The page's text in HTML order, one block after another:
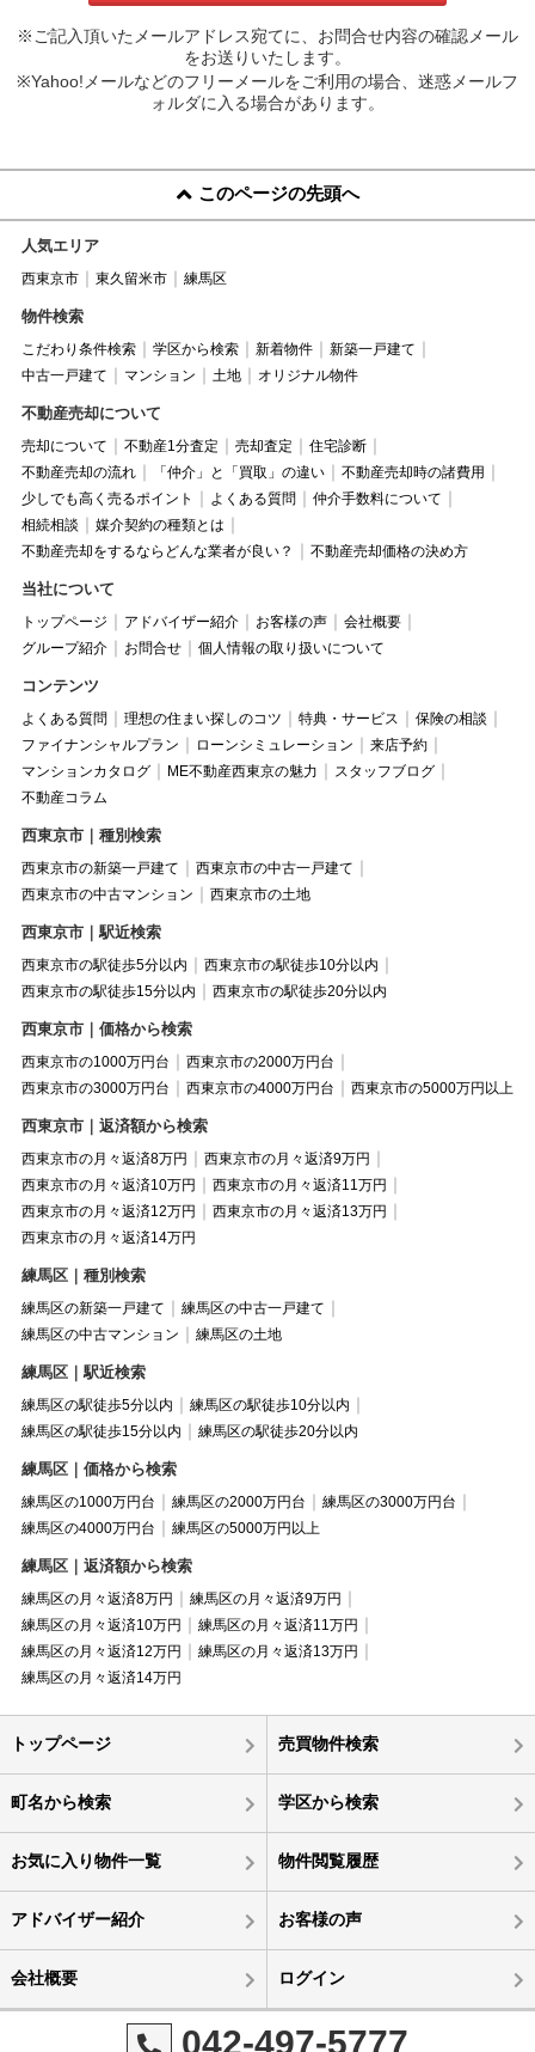
※ご記入頂いたメールアドレス宛てに、お問合せ内容の確認メール
をお送りいたします。
※Yahoo!メールなどのフリーメールをご利用の場合、迷惑メールフ
ォルダに入る場合があります。
このページの先頭へ
人気エリア
西東京市 東久留米市 練馬区
物件検索
こだわり条件検索 学区から検索 新着物件
新築一戸建て
中古一戸建て
マンション 土地 オリジナル物件
不動産売却について
売却について 不動産1分査定 売却査定
住宅診断
不動産売却の流れ
「仲介」と「買取」の違い
不動産売却時の諸費用
少しでも高く売るポイント
よくある質問
仲介手数料について
相続相談
媒介契約の種類とは
不動産売却をするならどんな業者が良い？
不動産売却価格の決め方
当社について
トップページ アドバイザー紹介 お客様の声
会社概要
グループ紹介
お問合せ 個人情報の取り扱いについて
コンテンツ
よくある質問 理想の住まい探しのコツ 特典・サービス
保険の相談
ファイナンシャルプラン
ローンシミュレーション
来店予約
マンションカタログ
ME不動産西東京の魅力
スタッフブログ
不動産コラム
西東京市｜種別検索
西東京市の新築一戸建て
西東京市の中古一戸建て
西東京市の中古マンション
西東京市の土地
西東京市｜駅近検索
西東京市の駅徒歩5分以内
西東京市の駅徒歩10分以内
西東京市の駅徒歩15分以内
西東京市の駅徒歩20分以内
西東京市｜価格から検索
西東京市の1000万円台
西東京市の2000万円台
西東京市の3000万円台
西東京市の4000万円台 西東京市の5000万円以上
西東京市｜返済額から検索
西東京市の月々返済8万円
西東京市の月々返済9万円
西東京市の月々返済10万円
西東京市の月々返済11万円
西東京市の月々返済12万円
西東京市の月々返済13万円
西東京市の月々返済14万円
練馬区｜種別検索
練馬区の新築一戸建て
練馬区の中古一戸建て
練馬区の中古マンション
練馬区の土地
練馬区｜駅近検索
練馬区の駅徒歩5分以内
練馬区の駅徒歩10分以内
練馬区の駅徒歩15分以内
練馬区の駅徒歩20分以内
練馬区｜価格から検索
練馬区の1000万円台 練馬区の2000万円台
練馬区の3000万円台
練馬区の4000万円台
練馬区の5000万円以上
練馬区｜返済額から検索
練馬区の月々返済8万円
練馬区の月々返済9万円
練馬区の月々返済10万円
練馬区の月々返済11万円
練馬区の月々返済12万円
練馬区の月々返済13万円
練馬区の月々返済14万円
トップページ 売買物件検索
町名から検索 学区から検索
お気に入り物件一覧 物件閲覧履歴
アドバイザー紹介 お客様の声
会社概要 ログイン
042-497-5777